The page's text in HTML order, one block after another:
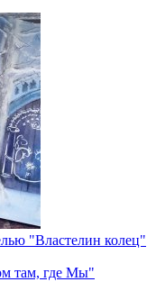
"Властелин колец"
там, где Мы"